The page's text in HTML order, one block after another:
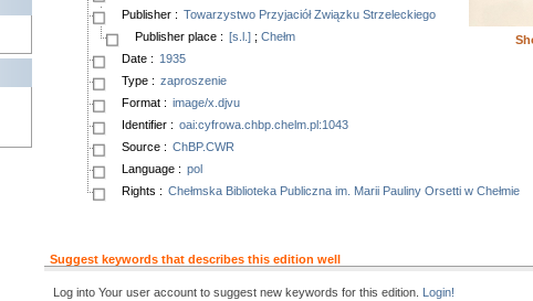
Publisher : Towarzystwo Przyjaciół Związku Strzeleckiego
Publisher place : [s.l.]; Chełm
Date : 1935
Type : zaproszenie
Format : image/x.djvu
Identifier : oai:cyfrowa.chbp.chelm.pl:1043
Source : ChBP.CWR
Language : pol
Rights : Chełmska Biblioteka Publiczna im. Marii Pauliny Orsetti w Chełmie
Suggest keywords that describes this edition well
Log into Your user account to suggest new keywords for this edition. Login!